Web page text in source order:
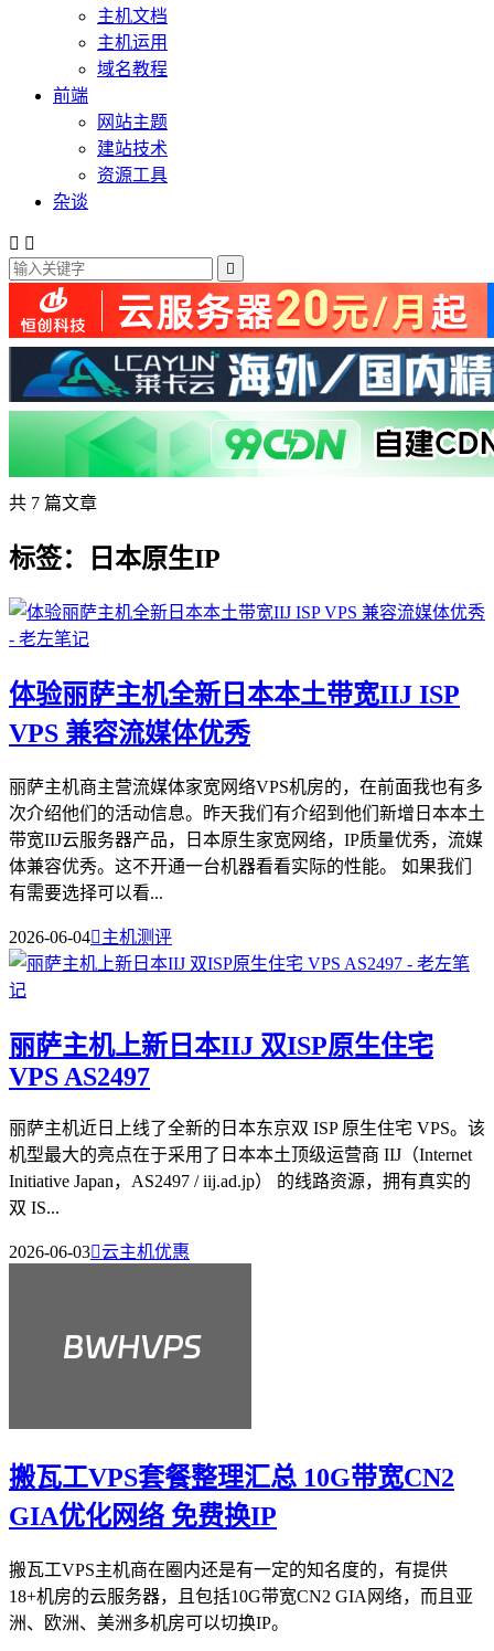
主机文档
主机运用
域名教程
前端
网站主题
建站技术
资源工具
杂谈
 

共 7 篇文章
标签：日本原生IP
体验丽萨主机全新日本本土带宽IIJ ISP
VPS 兼容流媒体优秀
丽萨主机商主营流媒体家宽网络VPS机房的，在前面我也有多
次介绍他们的活动信息。昨天我们有介绍到他们新增日本本土
带宽IIJ云服务器产品，日本原生家宽网络，IP质量优秀，流媒
体兼容优秀。这不开通一台机器看看实际的性能。 如果我们
有需要选择可以看...
2026-06-04主机测评
丽萨主机上新日本IIJ 双ISP原生住宅
VPS AS2497
丽萨主机近日上线了全新的日本东京双 ISP 原生住宅 VPS。该
机型最大的亮点在于采用了日本本土顶级运营商 IIJ（Internet
Initiative Japan，AS2497 / iij.ad.jp）​ 的线路资源，拥有真实的
双 IS...
2026-06-03云主机优惠
搬瓦工VPS套餐整理汇总 10G带宽CN2
GIA优化网络 免费换IP
搬瓦工VPS主机商在圈内还是有一定的知名度的，有提供
18+机房的云服务器，且包括10G带宽CN2 GIA网络，而且亚
洲、欧洲、美洲多机房可以切换IP。